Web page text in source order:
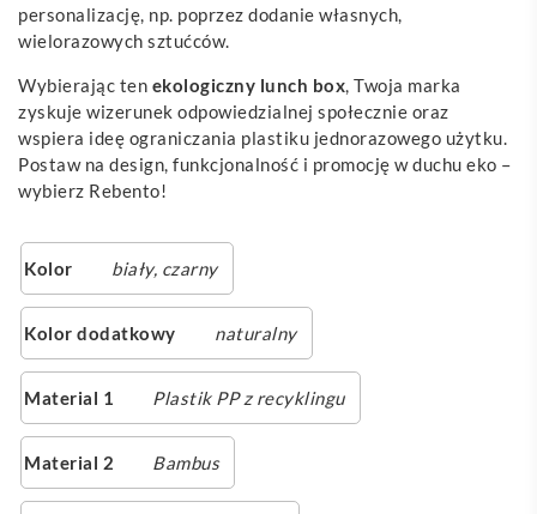
personalizację, np. poprzez dodanie własnych,
wielorazowych sztućców.
Wybierając ten ekologiczny lunch box, Twoja marka
zyskuje wizerunek odpowiedzialnej społecznie oraz
wspiera ideę ograniczania plastiku jednorazowego użytku.
Postaw na design, funkcjonalność i promocję w duchu eko –
wybierz Rebento!
Kolor biały, czarny
Kolor dodatkowy naturalny
Material 1 Plastik PP z recyklingu
Material 2 Bambus